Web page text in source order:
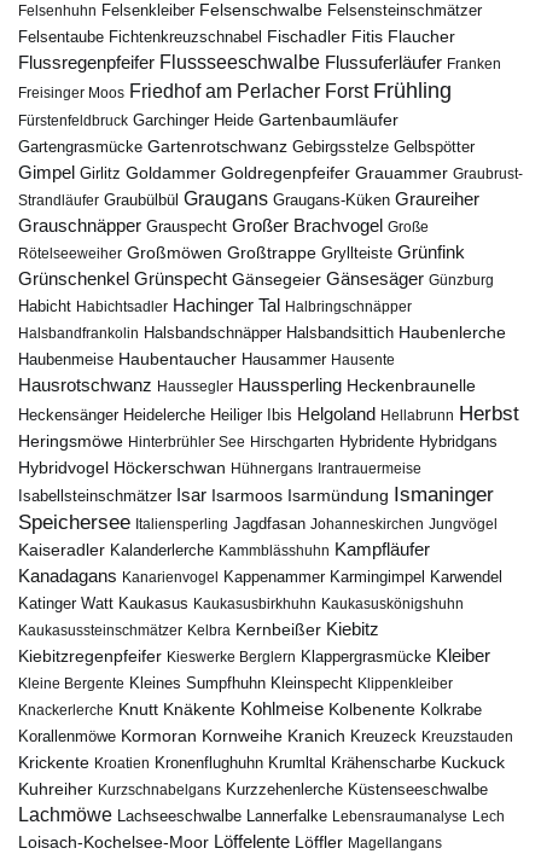
Felsenhuhn Felsenkleiber Felsenschwalbe Felsensteinschmätzer
Felsentaube Fichtenkreuzschnabel Fischadler Fitis Flaucher
Flussregenpfeifer Flussseeschwalbe Flussuferläufer Franken
Freisinger Moos Friedhof am Perlacher Forst Frühling
Fürstenfeldbruck Garchinger Heide Gartenbaumläufer
Gartengrasmücke Gartenrotschwanz Gebirgsstelze Gelbspötter
Gimpel Girlitz Goldammer Goldregenpfeifer Grauammer Graubrust-
Strandläufer Graubülbül Graugans Graugans-Küken Graureiher
Grauschnäpper Grauspecht Großer Brachvogel Große
Rötelseeweiher Großmöwen Großtrappe Gryllteiste Grünfink
Grünschenkel Grünspecht Gänsegeier Gänsesäger Günzburg
Habicht Habichtsadler Hachinger Tal Halbringschnäpper
Halsbandfrankolin Halsbandschnäpper Halsbandsittich Haubenlerche
Haubenmeise Haubentaucher Hausammer Hausente
Hausrotschwanz Haussegler Haussperling Heckenbraunelle
Heckensänger Heidelerche Heiliger Ibis Helgoland Hellabrunn Herbst
Heringsmöwe Hinterbrühler See Hirschgarten Hybridente Hybridgans
Hybridvogel Höckerschwan Hühnergans Irantrauermeise
Isabellsteinschmätzer Isar Isarmoos Isarmündung
Ismaninger
Speichersee Italiensperling Jagdfasan Johanneskirchen Jungvögel
Kaiseradler Kalanderlerche Kammblässhuhn Kampfläufer
Kanadagans Kanarienvogel Kappenammer Karmingimpel Karwendel
Katinger Watt Kaukasus Kaukasusbirkhuhn Kaukasuskönigshuhn
Kaukasussteinschmätzer Kelbra Kernbeißer Kiebitz
Kiebitzregenpfeifer Kieswerke Berglern Klappergrasmücke Kleiber
Kleine Bergente Kleines Sumpfhuhn Kleinspecht Klippenkleiber
Knackerlerche Knutt Knäkente Kohlmeise Kolbenente Kolkrabe
Korallenmöwe Kormoran Kornweihe Kranich Kreuzeck Kreuzstauden
Krickente Kroatien Kronenflughuhn Krumltal Krähenscharbe Kuckuck
Kuhreiher Kurzschnabelgans Kurzzehenlerche Küstenseeschwalbe
Lachmöwe Lachseeschwalbe Lannerfalke Lebensraumanalyse Lech
Loisach-Kochelsee-Moor Löffelente Löffler Magellangans